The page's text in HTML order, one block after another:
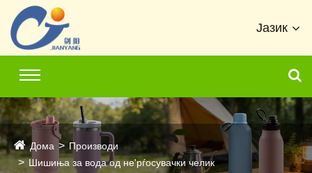
Јазик
Дома
Производи
Шишиња за вода од не'рѓосувачки челик